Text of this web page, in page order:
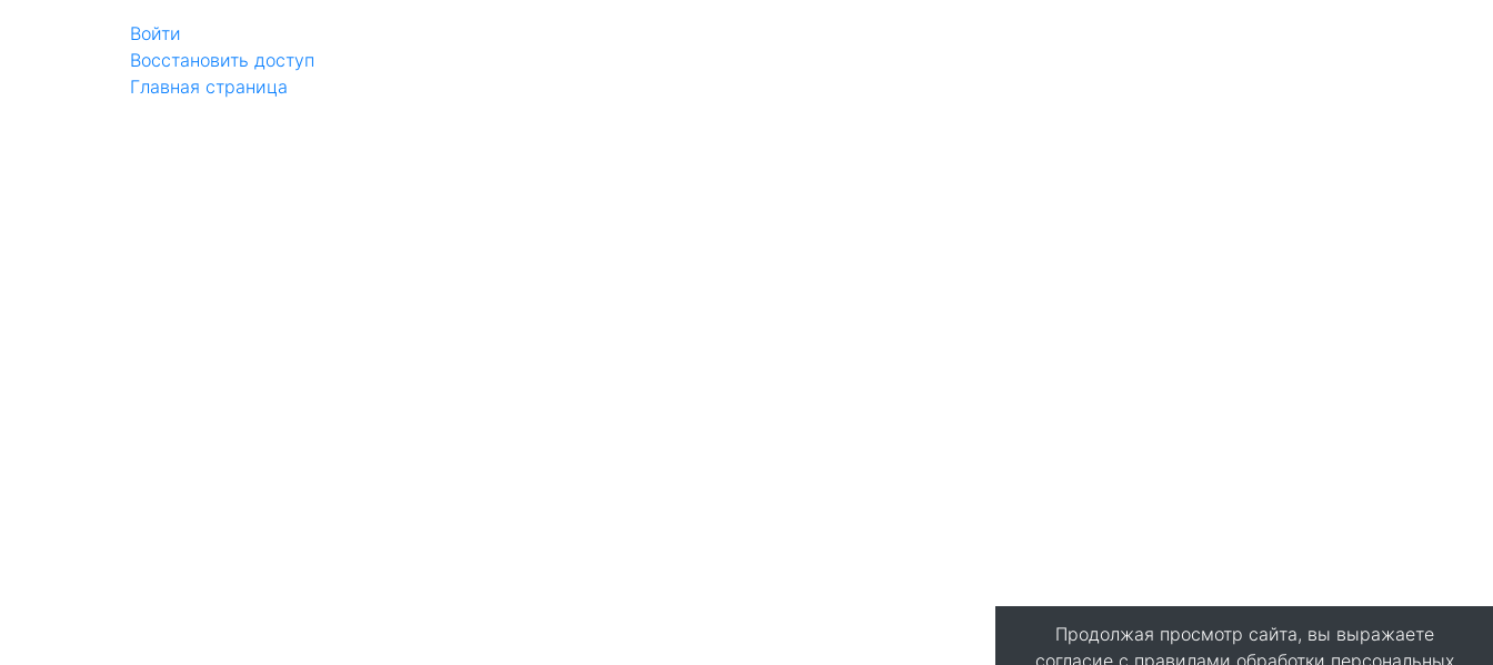
Войти
Восстановить доступ
Главная страница
Продолжая просмотр сайта, вы выражаете
согласие с правилами обработки персональных